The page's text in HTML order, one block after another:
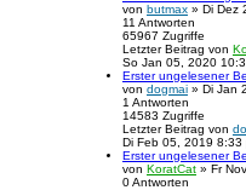
von butmax » Di Dez
11 Antworten
65967 Zugriffe
Letzter Beitrag von
So Jan 05, 2020
Erster ungelesener
von dogmai » Di Jan
1 Antworten
14583 Zugriffe
Letzter Beitrag von
Di Feb 05, 2019 8:33
Erster ungelesener
von KoratCat » Fr
0Antworten